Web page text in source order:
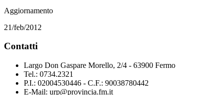
Aggiornamento
21/feb/2012
Contatti
Largo Don Gaspare Morello, 2/4 - 63900 Fermo
Tel.: 0734.2321
P.I.: 02004530446 - C.F.: 90038780442
E-Mail: urp@provincia.fm.it